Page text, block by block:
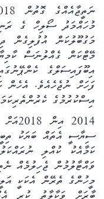
މުހައްމަދު ސޯލިހް ގެ
މަގުބޫލުކަން އުފުލިގެން
މޭޓްކަން ގެއްލުނަސް
އިބޫފައިސަލްގެ
ފަހަށް ނުޖެހެއެވެ.
އިސްކުރުމުގެ
ސިޔާސީ އެތައް ބަޔަކު
ކަމާއެކު ކުއްލި
ވައްޓާލުމުން ޖެހިލުމެއް
މީހުންގެ ތެރޭން އެކަކީ